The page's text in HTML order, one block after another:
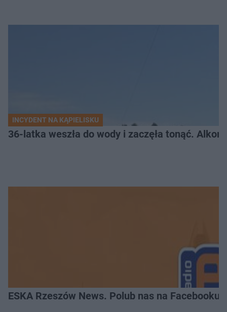
INCYDENT NA KĄPIELISKU
36-latka weszła do wody i zaczęła tonąć.
ESKA Rzeszów News. Polub nas na Facebooku!